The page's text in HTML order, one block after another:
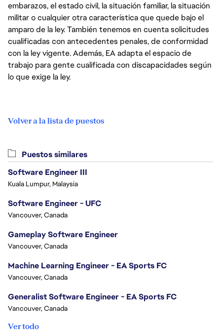
embarazos, el estado civil, la situación familiar, la situación
militar o cualquier otra característica que quede bajo el
amparo de la ley. También tenemos en cuenta solicitudes
cualificadas con antecedentes penales, de conformidad
con la ley vigente. Además, EA adapta el espacio de
trabajo para gente cualificada con discapacidades según
lo que exige la ley.
Volver a la lista de puestos
Puestos similares
Software Engineer III
Kuala Lumpur, Malaysia
Software Engineer - UFC
Vancouver, Canada
Gameplay Software Engineer
Vancouver, Canada
Machine Learning Engineer - EA Sports FC
Vancouver, Canada
Generalist Software Engineer - EA Sports FC
Vancouver, Canada
Ver todo